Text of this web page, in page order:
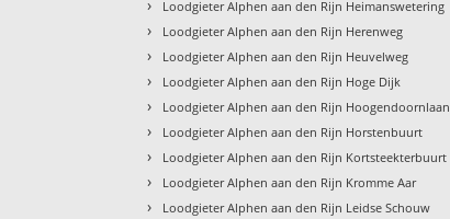
› Loodgieter Alphen aan den Rijn Heimanswetering
› Loodgieter Alphen aan den Rijn Herenweg
› Loodgieter Alphen aan den Rijn Heuvelweg
› Loodgieter Alphen aan den Rijn Hoge Dijk
› Loodgieter Alphen aan den Rijn Hoogendoornlaan
› Loodgieter Alphen aan den Rijn Horstenbuurt
› Loodgieter Alphen aan den Rijn Kortsteekterbuurt
› Loodgieter Alphen aan den Rijn Kromme Aar
› Loodgieter Alphen aan den Rijn Leidse Schouw